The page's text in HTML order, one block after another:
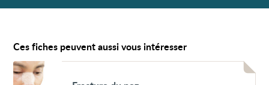
Ces fiches peuvent aussi vous intéresser
Voir
Fracture